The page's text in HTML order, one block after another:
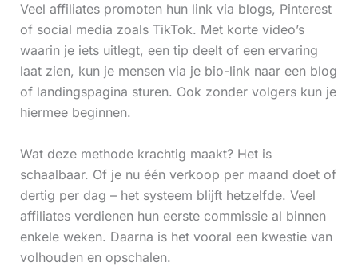
Veel affiliates promoten hun link via blogs, Pinterest
of social media zoals TikTok. Met korte video’s
waarin je iets uitlegt, een tip deelt of een ervaring
laat zien, kun je mensen via je bio-link naar een blog
of landingspagina sturen. Ook zonder volgers kun je
hiermee beginnen.
Wat deze methode krachtig maakt? Het is
schaalbaar. Of je nu één verkoop per maand doet of
dertig per dag – het systeem blijft hetzelfde. Veel
affiliates verdienen hun eerste commissie al binnen
enkele weken. Daarna is het vooral een kwestie van
volhouden en opschalen.